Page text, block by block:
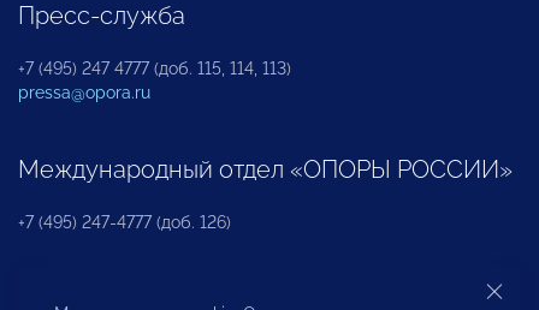
Пресс-служба
+7 (495) 247 4777 (доб. 115, 114, 113)
pressa@opora.ru
Международный отдел «ОПОРЫ РОССИИ»
+7 (495) 247-4777 (доб. 126)
Бюро по защите прав предпринимателей и